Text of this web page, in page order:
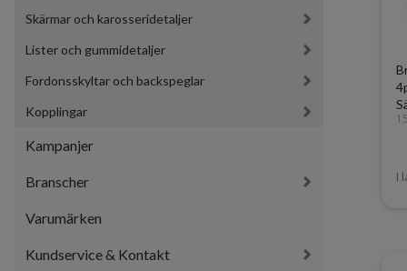
Skärmar och karosseridetaljer
Lister och gummidetaljer
Fordonsskyltar och backspeglar
Kopplingar
Kampanjer
Branscher
Varumärken
Kundservice & Kontakt
I